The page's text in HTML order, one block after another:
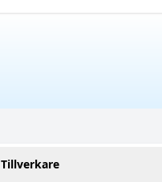
Tillverkare